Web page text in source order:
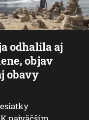
odhalila aj
objav
obavy